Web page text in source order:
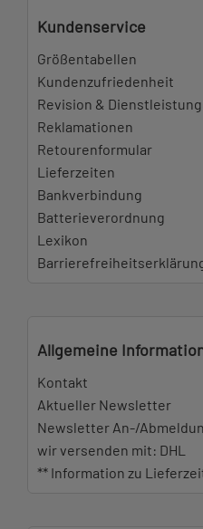
Kundenservice
Größentabellen
Kundenzufriedenheit
Revision &
Reklamationen
Retourenformular
Lieferzeiten
Bankverbindung
Batterieverordnung
Lexikon
Allgemeine
Kontakt
Aktueller Newsletter
Newsletter An-/
wir versenden mit: DHL
** Information zu